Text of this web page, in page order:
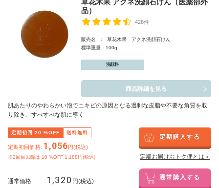
草花木果 アクネ洗顔石けん（医薬部外
品）
426件
販売名 : 草花木果 アクネ洗顔石けん
標準重量：100g
洗顔料
商品詳細を見る
肌あたりのやわらかい泡でニキビの原因となる過剰な皮脂や不要な角質を取
り除き、すべすべな肌に導く
定期初回 20 %OFF 送料無料
定期初回価格: 1,056円(税込)
※2回目以降は 10 %OFF 1,188円(税込)
定期購入する
定期お届けおトク便とは＞
通常価格 1,320 円(税込) 通常購入する